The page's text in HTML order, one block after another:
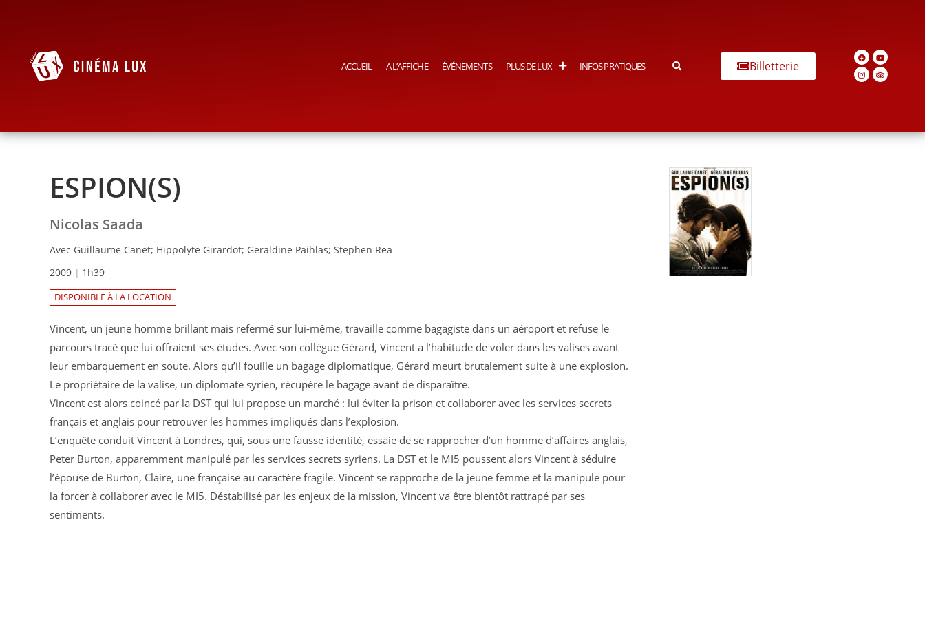
ACCUEIL A L’AFFICHE ÉVÉNEMENTS PLUS DE LUX INFOS PRATIQUES Billetterie
ESPION(S)
Nicolas Saada
Avec Guillaume Canet; Hippolyte Girardot; Geraldine Paihlas; Stephen Rea
2009
1h39
DISPONIBLE À LA LOCATION
Vincent, un jeune homme brillant mais refermé sur lui-même, travaille comme bagagiste dans un aéroport et refuse le
parcours tracé que lui offraient ses études. Avec son collègue Gérard, Vincent a l’habitude de voler dans les valises avant
leur embarquement en soute. Alors qu’il fouille un bagage diplomatique, Gérard meurt brutalement suite à une explosion.
Le propriétaire de la valise, un diplomate syrien, récupère le bagage avant de disparaître.
Vincent est alors coincé par la DST qui lui propose un marché : lui éviter la prison et collaborer avec les services secrets
français et anglais pour retrouver les hommes impliqués dans l’explosion.
L’enquête conduit Vincent à Londres, qui, sous une fausse identité, essaie de se rapprocher d’un homme d’affaires anglais,
Peter Burton, apparemment manipulé par les services secrets syriens. La DST et le MI5 poussent alors Vincent à séduire
l’épouse de Burton, Claire, une française au caractère fragile. Vincent se rapproche de la jeune femme et la manipule pour
la forcer à collaborer avec le MI5. Déstabilisé par les enjeux de la mission, Vincent va être bientôt rattrapé par ses
sentiments.